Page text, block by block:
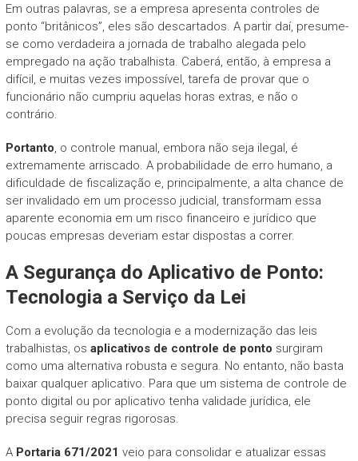
Em outras palavras, se a empresa apresenta controles de
ponto “britânicos”, eles são descartados. A partir daí, presume-
se como verdadeira a jornada de trabalho alegada pelo
empregado na ação trabalhista. Caberá, então, à empresa a
difícil, e muitas vezes impossível, tarefa de provar que o
funcionário não cumpriu aquelas horas extras, e não o
contrário.
Portanto, o controle manual, embora não seja ilegal, é
extremamente arriscado. A probabilidade de erro humano, a
dificuldade de fiscalização e, principalmente, a alta chance de
ser invalidado em um processo judicial, transformam essa
aparente economia em um risco financeiro e jurídico que
poucas empresas deveriam estar dispostas a correr.
A Segurança do Aplicativo de Ponto:
Tecnologia a Serviço da Lei
Com a evolução da tecnologia e a modernização das leis
trabalhistas, os aplicativos de controle de ponto surgiram
como uma alternativa robusta e segura. No entanto, não basta
baixar qualquer aplicativo. Para que um sistema de controle de
ponto digital ou por aplicativo tenha validade jurídica, ele
precisa seguir regras rigorosas.
A Portaria 671/2021 veio para consolidar e atualizar essas